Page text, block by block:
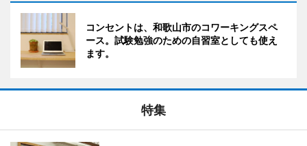
コンセントは、和歌山市のコワーキングスペ
ース。試験勉強のための自習室としても使え
ます。
特集